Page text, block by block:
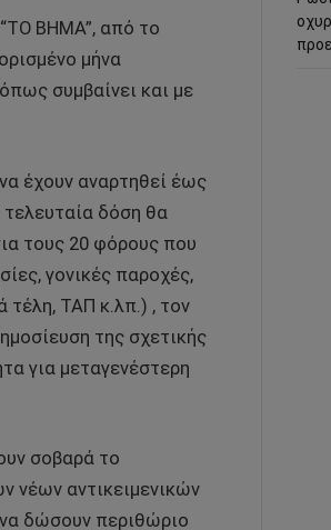
ΒΗΜΑ”, από το
μήνα
συμβαίνει και με
έχουν αναρτηθεί έως
τελευταία δόση θα
τους 20 φόρους που
γονικές παροχές,
τέλη, ΤΑΠ κ.λπ.) , τον
της σχετικής
για μεταγενέστερη
σοβαρά το
νέων αντικειμενικών
δώσουν περιθώριο